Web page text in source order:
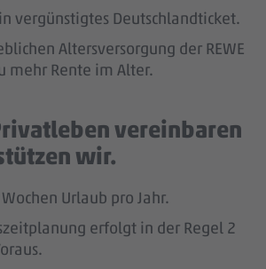
vergünstigtes Deutschlandticket.
Altersversorgung der REWE
mehr Rente im Alter.
vereinbaren
wir.
Urlaub pro Jahr.
erfolgt in der Regel 2